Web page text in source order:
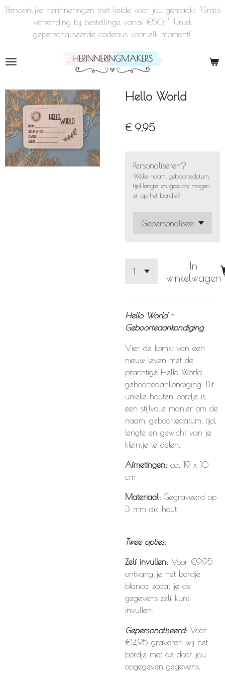
Ga
hoofdinhoud
'Persoonlijke herinneringen met liefde voor jou gemaakt' 'Gratis
verzending bij bestellinge vanaf €50,-' 'Uniek
gepersonaliseerde cadeaus voor elk moment!'
Hello World
€ 9,95
Personaliseren?
Welke naam, geboortedatum,
tijd lengte en gewicht mogen
er op het bordje?
In
winkelwagen
Hello World -
Geboorteaankondiging
Vier de komst van een
nieuw leven met de
prachtige Hello World
geboorteaankondiging. Dit
unieke houten bordje is
een stijlvolle manier om de
naam, geboortedatum, tijd,
lengte en gewicht van je
kleintje te delen.
Afmetingen: ca. 19 x 10
cm
Materiaal: Gegraveerd op
3 mm dik hout
Twee opties:
Zelf invullen: Voor €9,95
ontvang je het bordje
blanco, zodat je de
gegevens zelf kunt
invullen.
Gepersonaliseerd:Voor
€14,95 graveren wij het
bordje met de door jou
opgegeven gegevens.